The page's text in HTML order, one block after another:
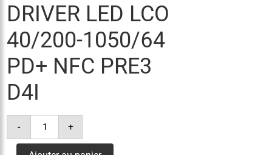
DRIVER LED LCO
40/200-1050/64
PD+ NFC PRE3
D4I
-
quantité
driver
+